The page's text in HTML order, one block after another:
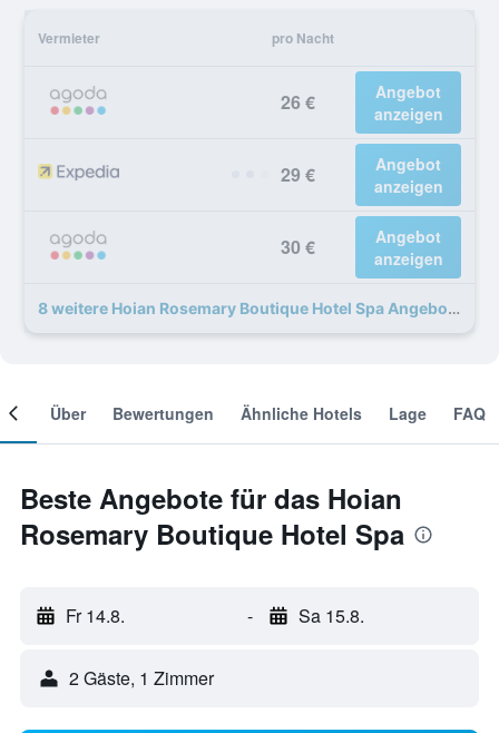
Vermieter pro Nacht
26 €
Angebot
anzeigen
29 €
Angebot
anzeigen
30 €
Angebot
anzeigen
8 weitere Hoian Rosemary Boutique Hotel Spa Angebote
Über Bewertungen Ähnliche Hotels Lage FAQ
Beste Angebote für das Hoian
Rosemary Boutique Hotel Spa
Fr 14.8. - Sa 15.8.
2 Gäste, 1 Zimmer